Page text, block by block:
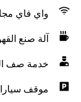
واي فاي
آلة صنع
خدمة صف
موقف